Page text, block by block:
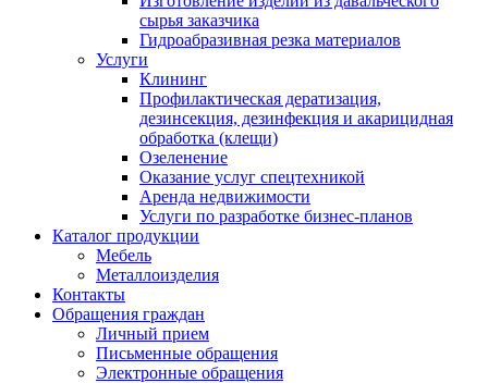
сырья заказчика
Гидроабразивная резка материалов
Услуги
Клининг
Профилактическая дератизация,
дезинсекция, дезинфекция и акарицидная
обработка (клещи)
Озеленение
Оказание услуг спецтехникой
Аренда недвижимости
Услуги по разработке бизнес-планов
Каталог продукции
Мебель
Металлоизделия
Контакты
Обращения граждан
Личный прием
Письменные обращения
Электронные обращения